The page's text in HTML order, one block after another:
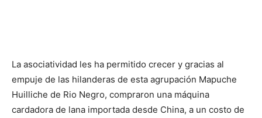
La asociatividad les ha permitido crecer y gracias al
empuje de las hilanderas de esta agrupación Mapuche
Huilliche de Rio Negro, compraron una máquina
cardadora de lana importada desde China, a un costo de